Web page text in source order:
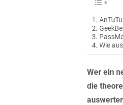
Wie
Wer ein
die